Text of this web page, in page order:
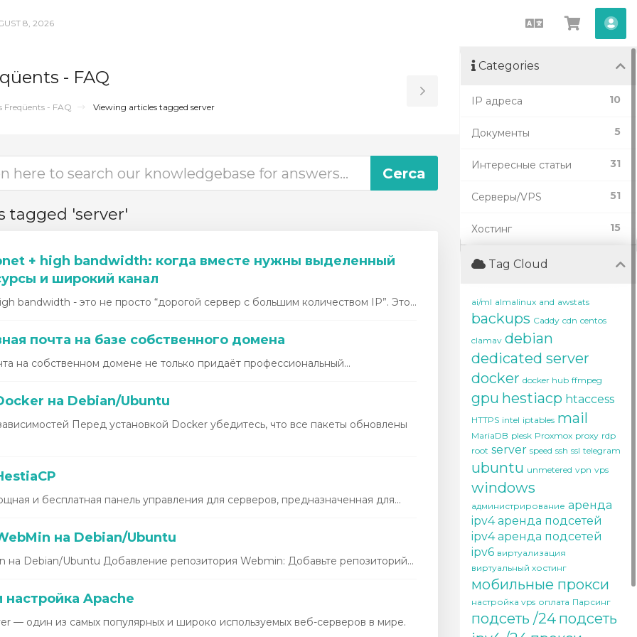
8, 2026
CatalàVeure
- FAQ
Freqüents - FAQ Viewing articles tagged server
Toggle
Sidebar
tagged 'server'
+ high bandwidth: когда вместе нужны выделенный
и широкий канал
bandwidth - это не просто “дорогой сервер с большим количеством IP”. Это...
почта на базе собственного домена
на собственном домене не только придаёт профессиональный...
на Debian/Ubuntu
Перед установкой Docker убедитесь, что все пакеты обновлены
и бесплатная панель управления для серверов, предназначенная для...
на Debian/Ubuntu
на Debian/Ubuntu Добавление репозитория Webmin: Добавьте репозиторий...
настройка Apache
— один из самых популярных и широко используемых веб-серверов в мире.
Categories
10
IP адреса
5
Документы
31
Интересные статьи
51
Серверы/VPS
15
Хостинг
Tag Cloud
ai/ml almalinux and awstats
backups Caddy cdn centos
clamav debian
dedicated server
docker docker hub ffmpeg
gpu hestiacp htaccess
HTTPS intel iptables mail
MariaDB plesk Proxmox proxy rdp
root server speed ssh ssl telegram
ubuntu unmetered vpn vps
windows
администрирование аренда
ipv4 аренда подсетей
ipv4 аренда подсетей
ipv6 виртуализация
виртуальный хостинг
мобильные прокси
настройка vps оплата Парсинг
подсеть /24 подсеть